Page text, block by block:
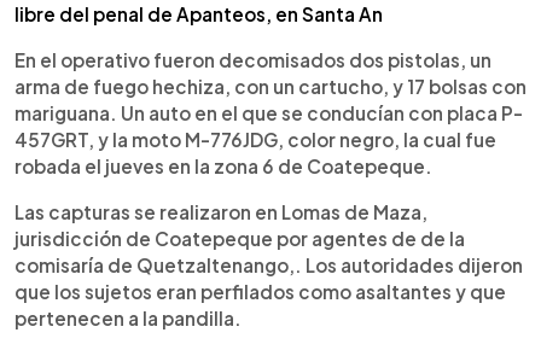
libre del penal de Apanteos, en Santa An
En el operativo fueron decomisados dos pistolas, un
arma de fuego hechiza, con un cartucho, y 17 bolsas con
mariguana. Un auto en el que se conducían con placa P-
457GRT, y la moto M-776JDG, color negro, la cual fue
robada el jueves en la zona 6 de Coatepeque.
Las capturas se realizaron en Lomas de Maza,
jurisdicción de Coatepeque por agentes de de la
comisaría de Quetzaltenango,. Los autoridades dijeron
que los sujetos eran perfilados como asaltantes y que
pertenecen a la pandilla.